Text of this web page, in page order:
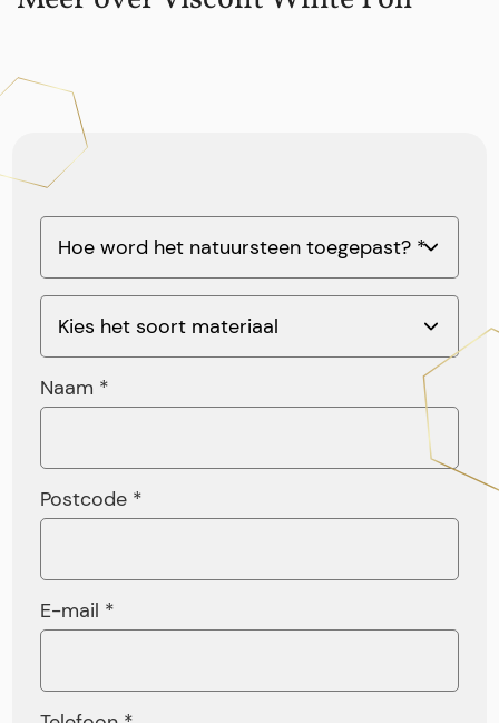
Naam *
Postcode *
E-mail *